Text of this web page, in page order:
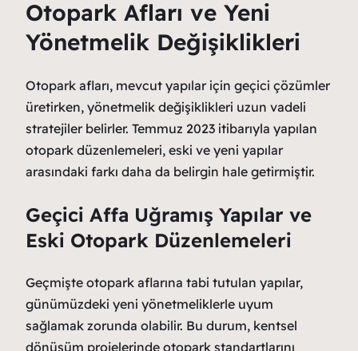
Otopark Afları ve Yeni
Yönetmelik Değişiklikleri
Otopark afları, mevcut yapılar için geçici çözümler
üretirken, yönetmelik değişiklikleri uzun vadeli
stratejiler belirler. Temmuz 2023 itibarıyla yapılan
otopark düzenlemeleri, eski ve yeni yapılar
arasındaki farkı daha da belirgin hale getirmiştir.
Geçici Affa Uğramış Yapılar ve
Eski Otopark Düzenlemeleri
Geçmişte otopark aflarına tabi tutulan yapılar,
günümüzdeki yeni yönetmeliklerle uyum
sağlamak zorunda olabilir. Bu durum, kentsel
dönüşüm projelerinde otopark standartlarını